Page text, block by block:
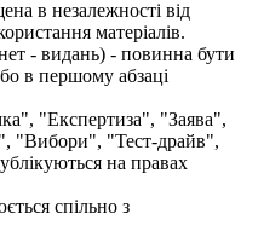
в незалежності від
матеріалів.
- видань) - повинна бути
в першому абзаці
"Експертиза", "Заява",
"Вибори", "Тест-драйв",
на правах
спільно з